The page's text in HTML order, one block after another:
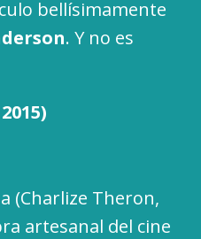
bellísimamente
. Y no es
(Charlize Theron,
artesanal del cine